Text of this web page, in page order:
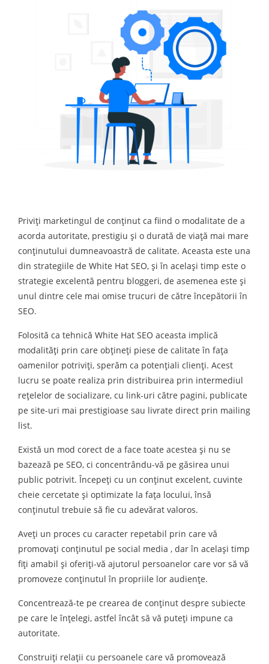
Priviți marketingul de conținut ca fiind o modalitate de a
acorda autoritate, prestigiu și o durată de viață mai mare
conținutului dumneavoastră de calitate. Aceasta este una
din strategiile de White Hat SEO, și în același timp este o
strategie excelentă pentru bloggeri, de asemenea este și
unul dintre cele mai omise trucuri de către începătorii în
SEO.
Folosită ca tehnică White Hat SEO aceasta implică
modalități prin care obțineți piese de calitate în fața
oamenilor potriviți, sperăm ca potențiali clienți. Acest
lucru se poate realiza prin distribuirea prin intermediul
rețelelor de socializare, cu link-uri către pagini, publicate
pe site-uri mai prestigioase sau livrate direct prin mailing
list.
Există un mod corect de a face toate acestea și nu se
bazează pe SEO, ci concentrându-vă pe găsirea unui
public potrivit. Începeți cu un conținut excelent, cuvinte
cheie cercetate și optimizate la fața locului, însă
conținutul trebuie să fie cu adevărat valoros.
Aveți un proces cu caracter repetabil prin care vă
promovați conținutul pe social media , dar în același timp
fiți amabil și oferiți-vă ajutorul persoanelor care vor să vă
promoveze conținutul în propriile lor audiențe.
Concentrează-te pe crearea de conținut despre subiecte
pe care le înțelegi, astfel încât să vă puteți impune ca
autoritate.
Construiți relații cu persoanele care vă promovează